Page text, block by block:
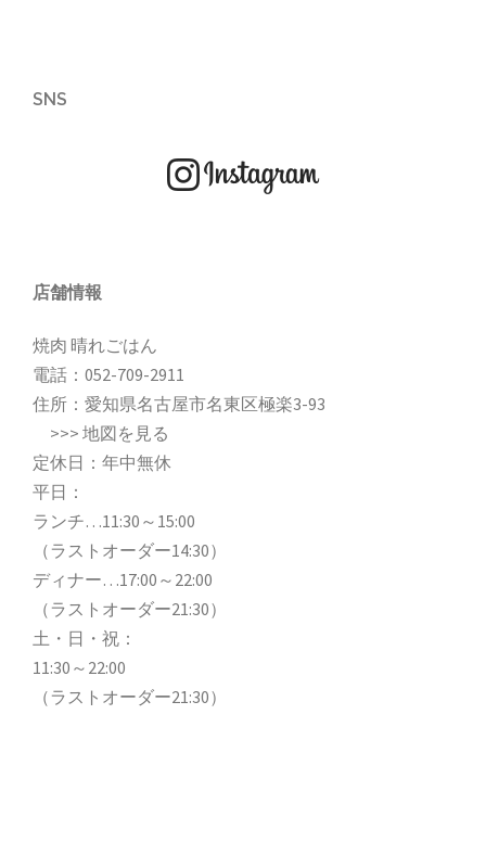
SNS
店舗情報
焼肉 晴れごはん
電話： 052-709-2911
住所：愛知県名古屋市名東区極楽3-93
>>> 地図を見る
定休日：年中無休
平日：
ランチ…11:30～15:00
（ラストオーダー14:30）
ディナー…17:00～22:00
（ラストオーダー21:30）
土・日・祝：
11:30～22:00
（ラストオーダー21:30）